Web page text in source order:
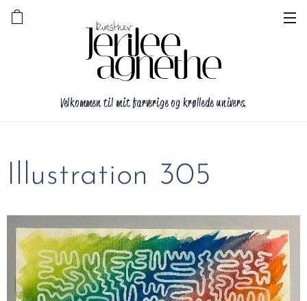
Velkommen til mit farverige og krøllede univers.
Illustration 305